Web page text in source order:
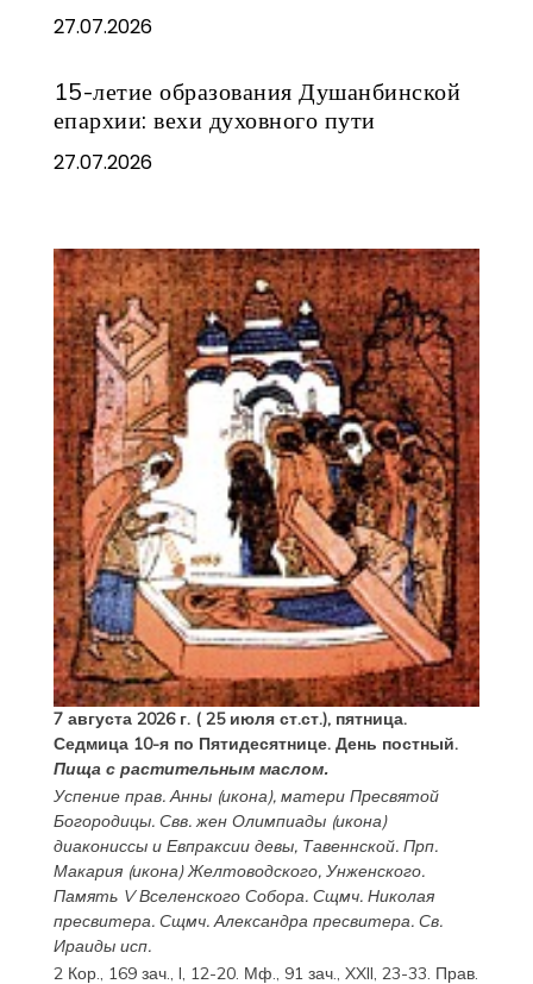
27.07.2026
15-летие образования Душанбинской
епархии: вехи духовного пути
27.07.2026
7 августа 2026 г. ( 25 июля ст.ст.), пятница.
Седмица 10-я по Пятидесятнице. День постный.
Пища с растительным маслом.
Успение прав.Анны(икона), матери Пресвятой
Богородицы. Свв. жен Олимпиады(икона)
диакониссы и Евпраксиидевы, Тавеннской. Прп.
Макария(икона) Желтоводского, Унженского.
Память V Вселенского Собора. Сщмч. Николая
пресвитера. Сщмч.Александрапресвитера. Св.
Ираидыисп.
2 Кор., 169 зач., I, 12-20. Мф., 91 зач., XXII, 23-33. Прав.